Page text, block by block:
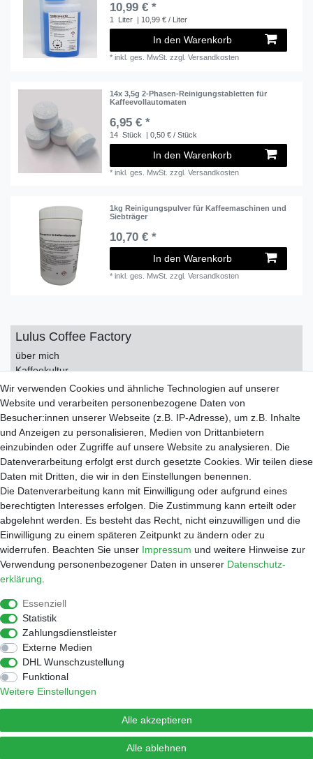
10,99 € *
1 Liter | 10,99 € / Liter
In den Warenkorb
*inkl. ges. MwSt. zzgl.Versandkosten
14x 3,5g 2-Phasen-Reinigungstabletten für
Kaffeevollautomaten
6,95 € *
14 Stück | 0,50 € / Stück
In den Warenkorb
*inkl. ges. MwSt. zzgl.Versandkosten
1kg Reinigungspulver für Kaffeemaschinen und
Siebträger
10,70 € *
In den Warenkorb
*inkl. ges. MwSt. zzgl.Versandkosten
Lulus Coffee Factory
über mich
Kaffeekultur
Kontakt
Impressum
Datenschutzerklärung
AGB
Service
Zahlungsarten
Versand
Widerrufsrecht
Warenkorb
Händleranfragen
Werkstatt
Reparaturauftrag
Shop
Kaffee
Zubehör
Wasserfilter
Widerrufen
Wir verwenden Cookies und ähnliche Technologien auf unserer
Website und verarbeiten personenbezogene Daten von
Besucher:innen unserer Webseite (z.B. IP-Adresse), um z.B. Inhalte
und Anzeigen zu personalisieren, Medien von Drittanbietern
einzubinden oder Zugriffe auf unsere Website zu analysieren. Die
Datenverarbeitung erfolgt erst durch gesetzte Cookies. Wir teilen diese
Daten mit Dritten, die wir in den Einstellungen benennen.
Die Datenverarbeitung kann mit Einwilligung oder aufgrund eines
berechtigten Interesses erfolgen. Die Zustimmung kann erteilt oder
abgelehnt werden. Es besteht das Recht, nicht einzuwilligen und die
Einwilligung zu einem späteren Zeitpunkt zu ändern oder zu
widerrufen. Beachten Sie unser Impressum und weitere Hinweise zur
Verwendung personenbezogener Daten in unserer Daten­schutz­
erklärung
Essenziell
Statistik
Zahlungsdienstleister
Externe Medien
DHL Wunschzustellung
Funktional
Weitere Einstellungen
Alle akzeptieren
Alle ablehnen